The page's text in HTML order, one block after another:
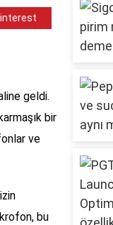
geldi.
bir
ve
bu